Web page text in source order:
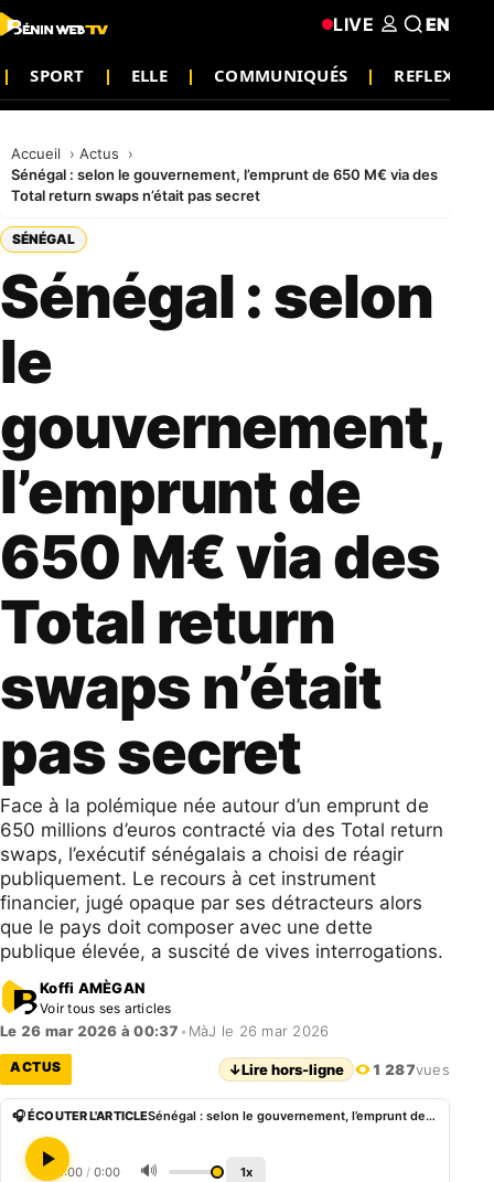
SPORT ELLE COMMUNIQUÉS REFLEXION
LIVE EN
Accueil
Actus
Sénégal : selon le gouvernement, l’emprunt de 650 M€ via des
Total return swaps n’était pas secret
SÉNÉGAL
Sénégal : selon
le
gouvernement,
l’emprunt de
650 M€ via des
Total return
swaps n’était
pas secret
Face à la polémique née autour d’un emprunt de
650 millions d’euros contracté via des Total return
swaps, l’exécutif sénégalais a choisi de réagir
publiquement. Le recours à cet instrument
financier, jugé opaque par ses détracteurs alors
que le pays doit composer avec une dette
publique élevée, a suscité de vives interrogations.
Koffi AMÈGAN
Voir tous ses articles
Le 26 mar 2026 à 00:37 • MàJ le 26 mar 2026
ACTUS ↓Lire hors-ligne 1 287vues
🎧 ÉCOUTER L'ARTICLE Sénégal : selon le gouvernement, l’emprunt de 650 M€ via des Total return swaps n’était pas secret
0:00 / 0:00 🔊 1x